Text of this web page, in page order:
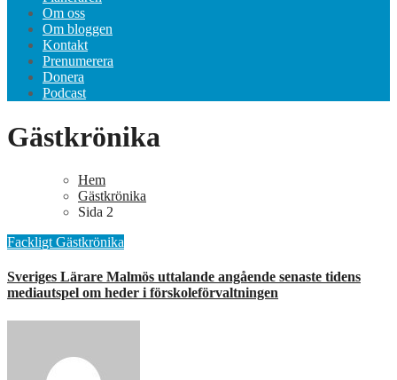
Om oss
Om bloggen
Kontakt
Prenumerera
Donera
Podcast
Gästkrönika
Hem
Gästkrönika
Sida 2
Fackligt Gästkrönika
Sveriges Lärare Malmös uttalande angående senaste tidens
mediautspel om heder i förskoleförvaltningen